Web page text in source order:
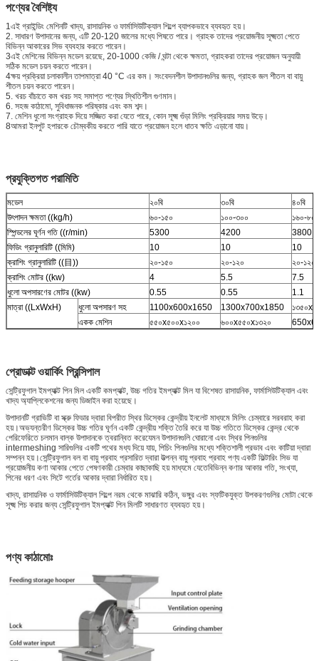
পণ্যের বৈশিষ্ট্য
1এই গ্রাইন্ডিং মেশিনটি খাদ্য, রাসায়নিক ও ফার্মাসিউটিক্যাল শিল্পে ব্যাপকভাবে ব্যবহৃত হয়।
2. সাধারণ উপাদানের জন্য, এটি 20-120 জালের মধ্যে পিষতে পারে। গ্রাহক তাদের প্রয়োজনীয় সূক্ষ্মতা পেতে
বিভিন্ন আকারের সিভ ব্যবহার করতে পারেন।
3এই মেশিনের বিভিন্ন মডেল রয়েছে, 20-1000 কেজি / ঘন্টা থেকে ক্ষমতা, গ্রাহকরা তাদের প্রয়োজন অনুযায়ী
সঠিক মডেল চয়ন করতে পারেন।
4ক্ষয় প্রক্রিয়া চলাকালীন তাপমাত্রা 40 °C এর কম। সংবেদনশীল উপাদানগুলির জন্য, গ্রাহক জল শীতল বা বায়ু
শীতল চয়ন করতে পারেন।
5. খরচ বাঁচাতে কম খরচ সহ সমাপ্ত পণ্যের স্থিতিশীল গুণমান।
6. সহজ কাঠামো, সুবিধাজনক পরিষ্কার এবং কম শব্দ।
7. মেশিন ধুলো সংগ্রাহক দিয়ে সজ্জিত করা যেতে পারে, কোন সূক্ষ্ম গুঁড়া মিলিং প্রক্রিয়ার সময় উড়ে।
8আমরা ইনপুট হপারকে চৌম্বকীয় করতে পারি যাতে প্রয়োজন হলে ধাতব ক্ষতি এড়ানো যায়।
প্রযুক্তিগত পরামিতি
মডেল ২০বি ৩০বি
৪০বি
উৎপাদন ক্ষমতা ((kg/h)
৬০-১৫০ ১০০-৩০০
১৬০-৮০০
স্পিন্ডলের ঘূর্ণন গতি ((r/min)
5300 4200
3800
ফিডিং গ্রানুলারিটি ((মিমি)
10 10
10
ক্রাশিং গ্রানুলারিটি ((目))
২০-১৫০ ২০-১২০
২০-১২০
ক্রাশিং মোটর ((kw)
4 5.5
7.5
ধুলো অপসারণের মোটর ((kw)
0.55 0.55
1.1
মাত্রা ((LxWxH)
ধুলো অপসারণ সহ 1100x600x1650 1300x700x1850
একক মেশিন
৫৫০x৫০০x১২০০ ৬০০x৫৫০x১৩২০
প্রোডাক্ট ওয়ার্কিং প্রিন্সিপাল
সেন্ট্রিফুগাল ইমপ্যাক্ট পিন মিল একটি কমপ্যাক্ট, উচ্চ গতির ইমপ্যাক্ট মিল যা বিশেষত রাসায়নিক, ফার্মাসিউটিক্যাল এবং
খাদ্য অ্যাপ্লিকেশনের জন্য ডিজাইন করা হয়েছে।
উপাদানটি গ্রাভিটি বা স্ক্রু ফিডার দ্বারা বিপরীত স্থির ডিস্কের কেন্দ্রীয় ইনলেট মাধ্যমে মিলিং চেম্বারে সরবরাহ করা
হয়।অভ্যন্তরীণ ডিস্কের উচ্চ গতির ঘূর্ণন একটি কেন্দ্রীয় শক্তি তৈরি করে যা উচ্চ গতিতে ডিস্কের কেন্দ্র থেকে
পেরিফেরিতে চলমান বাল্ক উপাদানকে ত্বরান্বিত করেযেমন উপাদানগুলি ঘোরানো এবং স্থির পিনগুলির
intermeshing সারিগুলির একটি পথের মধ্য দিয়ে যায়, পিচিং পিনগুলির মধ্যে শক্তিশালী প্রভাব এবং কাটিয়া দ্বারা
সম্পন্ন হয়।সেন্ট্রিফুগাল বল বা বায়ু প্রবাহ প্রসারিত দ্বারা উত্পন্ন বায়ু প্রবাহ প্রবাহ পণ্য একটি ফিল্টারিং সিভ যা
প্রয়োজনীয় কণা আকার পেতে পেষণকারী চেম্বার কাছাকাছি হয় মাধ্যমে যেতেবিভিন্ন কণার আকার গতি, সংখ্যা,
পিনের ধরণ এবং সিটে গর্তের আকার দ্বারা নির্ধারিত হয়।
খাদ্য, রাসায়নিক ও ফার্মাসিউটিক্যাল শিল্পে নরম থেকে মাঝারি কঠিন, ভঙ্গুর এবং স্ফটিকযুক্ত উপকরণগুলির মোটা থেকে
সূক্ষ্ম পিচ করার জন্য সেন্ট্রিফুগাল ইমপ্যাক্ট পিন মিলটি সাধারণত ব্যবহৃত হয়।
পণ্য কাঠামোঃ